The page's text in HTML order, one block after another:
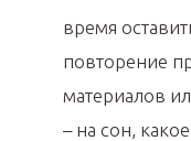
время
повторение
материалов
– на сон,